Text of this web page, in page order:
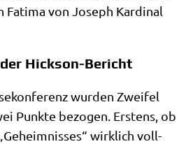
Fati­ma von Joseph Kar­di­nal
Hickson-Bericht
wur­den Zwei­fel
Punk­te bezo­gen. Erstens, ob
wirk­lich voll­